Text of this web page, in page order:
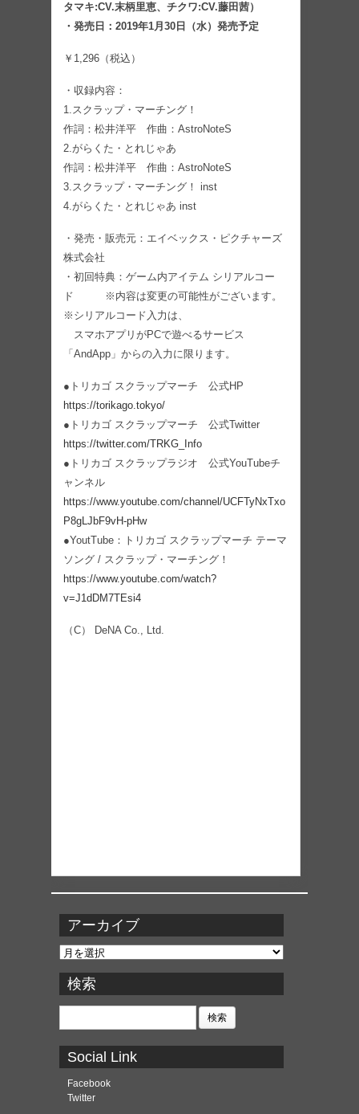
タマキ:CV.末柄里恵、チクワ:CV.藤田茜）
・発売日：2019年1月30日（水）発売予定
￥1,296（税込）
・収録内容：
1.スクラップ・マーチング！
作詞：松井洋平 作曲：AstroNoteS
2.がらくた・とれじゃあ
作詞：松井洋平 作曲：AstroNoteS
3.スクラップ・マーチング！ inst
4.がらくた・とれじゃあ inst
・発売・販売元：エイベックス・ピクチャーズ
株式会社
・初回特典：ゲーム内アイテム シリアルコー
ド ※内容は変更の可能性がございます。
※シリアルコード入力は、
スマホアプリがPCで遊べるサービス
「AndApp」からの入力に限ります。
●トリカゴ スクラップマーチ 公式HP
https://torikago.tokyo/
●トリカゴ スクラップマーチ 公式Twitter
https://twitter.com/TRKG_Info
●トリカゴ スクラップラジオ 公式YouTubeチ
ャンネル
https://www.youtube.com/channel/UCFTyNxTxo
P8gLJbF9vH-pHw
●YoutTube：トリカゴ スクラップマーチ テーマ
ソング / スクラップ・マーチング！
https://www.youtube.com/watch?
v=J1dDM7TEsi4
（C） DeNA Co., Ltd.
アーカイブ
ア
カ
イ
ブ
検索
検
Social Link
Facebook
Twitter